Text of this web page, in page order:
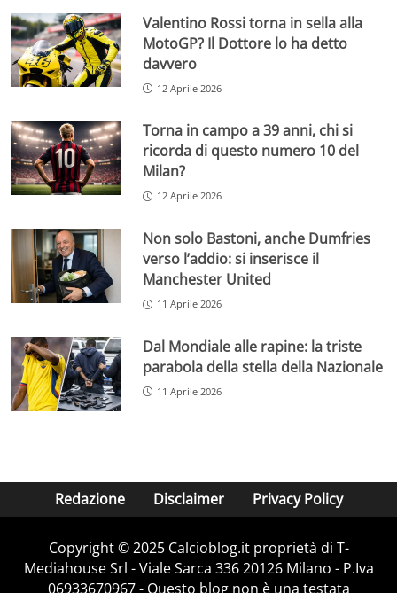
Valentino Rossi torna in sella alla
MotoGP? Il Dottore lo ha detto
davvero
12 Aprile 2026
Torna in campo a 39 anni, chi si
ricorda di questo numero 10 del
Milan?
12 Aprile 2026
Non solo Bastoni, anche Dumfries
verso l’addio: si inserisce il
Manchester United
11 Aprile 2026
Dal Mondiale alle rapine: la triste
parabola della stella della Nazionale
11 Aprile 2026
Redazione Disclaimer Privacy Policy
Copyright © 2025 Calcioblog.it proprietà di T-
Mediahouse Srl - Viale Sarca 336 20126 Milano - P.Iva
06933670967 - Questo blog non è una testata